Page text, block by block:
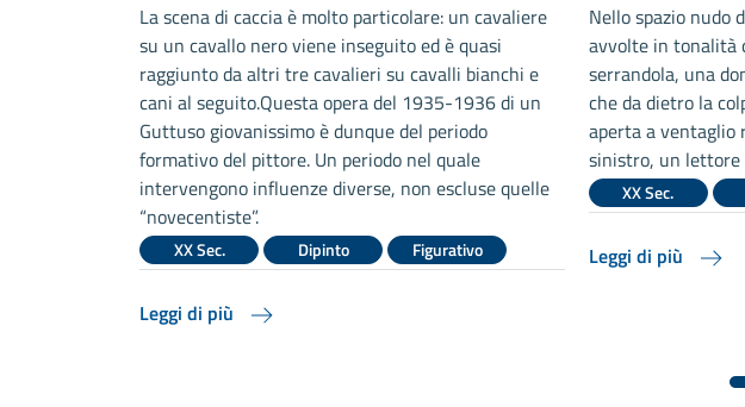
La scena di caccia è molto particolare: un cavaliere
su un cavallo nero viene inseguito ed è quasi
raggiunto da altri tre cavalieri su cavalli bianchi e
cani al seguito.Questa opera del 1935-1936 di un
Guttuso giovanissimo è dunque del periodo
formativo del pittore. Un periodo nel quale
intervengono influenze diverse, non escluse quelle
“novecentiste”.
XX Sec. Dipinto Figurativo
Leggi di più
Nello spazio nudo
avvolte in tonalità
serrandola, una
che da dietro la
aperta a ventaglio
sinistro, un lettore
XX Sec.
Leggi di più